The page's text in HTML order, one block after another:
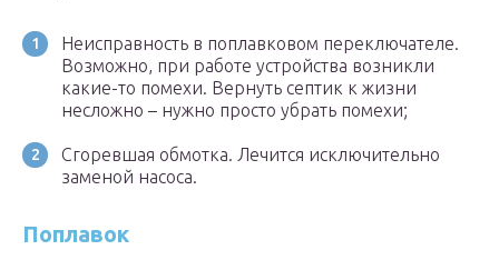
Неисправность в поплавковом переключателе.
Возможно, при работе устройства возникли
какие-то помехи. Вернуть септик к жизни
несложно – нужно просто убрать помехи;
Сгоревшая обмотка. Лечится исключительно
заменой насоса.
Поплавок